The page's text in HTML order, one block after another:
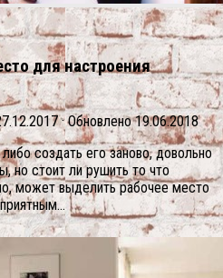
для настроения
· Обновлено19.06.2018
создать его заново, довольно
но стоит ли рушить то что
может выделить рабочее место